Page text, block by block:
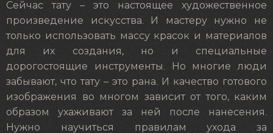
Сейчас тату – это настоящее художественное
произведение искусства. И мастеру нужно не
только использовать массу красок и материалов
для их создания, но и специальные
дорогостоящие инструменты. Но многие люди
забывают, что тату – это рана. И качество готового
изображения во многом зависит от того, каким
образом ухаживают за ней после нанесения.
Нужно научиться правилам ухода за